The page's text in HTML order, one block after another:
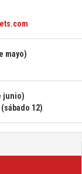
mayo)
junio)
(sábado 12)